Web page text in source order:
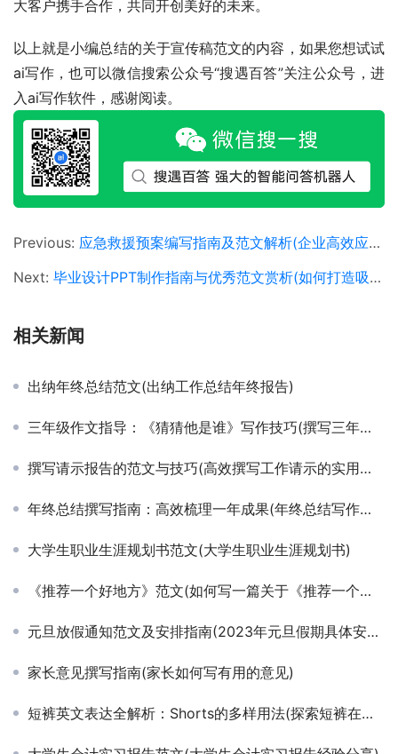
大客户携手合作，共同开创美好的未来。
以上就是小编总结的关于宣传稿范文的内容，如果您想试试
ai写作，也可以微信搜索公众号“搜遇百答”关注公众号，进
入ai写作软件，感谢阅读。
Previous: 应急救援预案编写指南及范文解析(企业高效应急救援预案制定策略与实战案例分析)
Next: 毕业设计PPT制作指南与优秀范文赏析(如何打造吸引眼球的毕业设计演示PPT模板)
相关新闻
出纳年终总结范文(出纳工作总结年终报告)
三年级作文指导：《猜猜他是谁》写作技巧(撰写三年级趣味人物描写作文《猜猜他是谁》的秘诀)
撰写请示报告的范文与技巧(高效撰写工作请示的实用范文与步骤指南)
年终总结撰写指南：高效梳理一年成果(年终总结写作技巧与模板解析)
大学生职业生涯规划书范文(大学生职业生涯规划书)
《推荐一个好地方》范文(如何写一篇关于《推荐一个好地方》的范文)
元旦放假通知范文及安排指南(2023年元旦假期具体安排与注意事项通知模板)
家长意见撰写指南(家长如何写有用的意见)
短裤英文表达全解析：Shorts的多样用法(探索短裤在不同场合的英文表达与搭配技巧)